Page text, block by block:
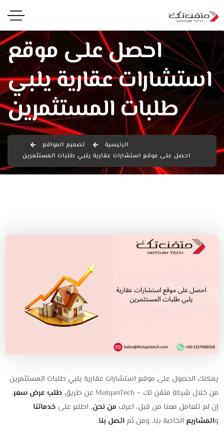
احصل على موقع
استشارات عقارية يلبي
طلبات المستثمرين
الرئيسية
تصميم المواقع
احصل على موقع استشارات عقارية يلبي طلبات المستثمرين
يمكنك الحصول على موقع استشارات عقارية يلبي طلبات المستثمرين
من خلال شركة متقن تك – MotqanTech عن طريق
طلب عرض سعر.
إن لم تتعامل معنا من قبل، اعرف من نحن، اطلع على خدماتنا
والمشاريع الخاصة بنا، ومن ثماتصل بنا.